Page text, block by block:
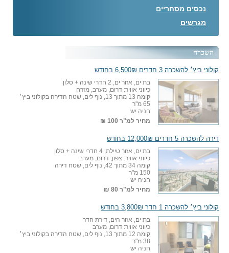
נכסים מסחריים
מגרשים
השכרה
קולוני ביץ׳ להשכרה 3 חדרים 6,500₪ בחודש
בת ים, אזור ים, 2 חדרי שינה + סלון
כיווני אוויר: דרום, מערב, מזרח
קומה 13 מתוך 13, נוף לים, שטח הדירה בקולוני ביץ׳
65 מ"ר
חניה יש
מחיר למ"ר 100 ₪
דירה להשכרה 5 חדרים 12,000₪ בחודש
בת ים, אזור טיילת, 4 חדרי שינה + סלון
כיווני אוויר: צפון, דרום, מערב
קומה 34 מתוך 42, נוף לים, שטח דירה
150 מ"ר
חניה יש
מחיר למ"ר 80 ₪
קולוני ביץ׳ להשכרה 1 חדר 3,800₪ בחודש
בת ים, אזור הים, דירת חדר
כיווני אוויר: דרום, מערב
קומה 12 מתוך 13, נוף לים, שטח הדירה בקולוני ביץ׳
38 מ"ר
חניה יש